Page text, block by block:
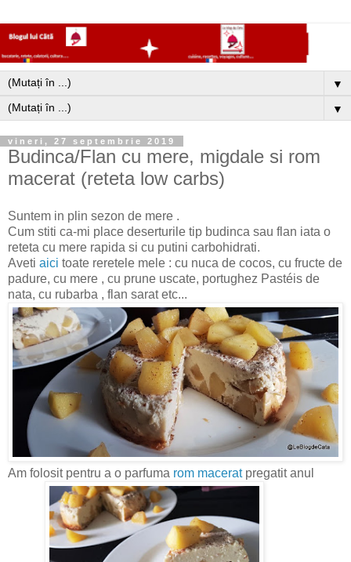
▼
▼
vineri, 27 septembrie 2019
Budinca/Flan cu mere, migdale si rom
macerat (reteta low carbs)
Suntem in plin sezon de mere .
Cum stiti ca-mi place deserturile tip budinca sau flan iata o
reteta cu mere rapida si cu putini carbohidrati.
Aveti aici toate reretele mele : cu nuca de cocos, cu fructe de
padure, cu mere , cu prune uscate, portughez Pastéis de
nata, cu rubarba , flan sarat etc...
Am folosit pentru a o parfuma rom maceratpregatit anul